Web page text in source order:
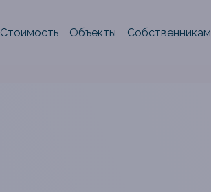
Стоимость Объекты Собственникам